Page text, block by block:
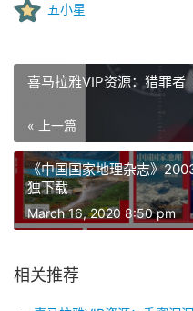
五小星
喜马拉雅VIP资源：猎罪者
« 上一篇
《中国国家地理杂志》
独下载
March 16, 2020 8:50 pm
相关推荐